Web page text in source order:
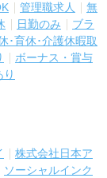
管理職求人
無
日勤のみ
ブラ
･育休･介護休暇取
ボーナス・賞与
株式会社日本ア
ソーシャルインク